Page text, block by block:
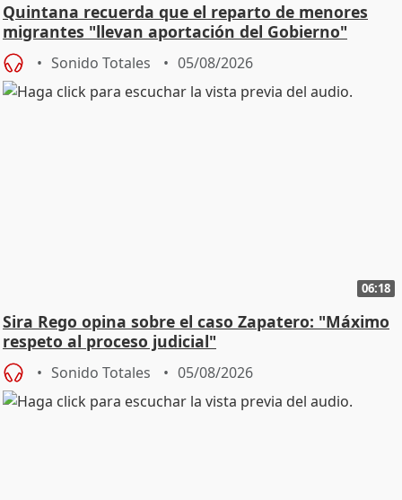
Quintana recuerda que el reparto de menores
migrantes "llevan aportación del Gobierno"
central
Sonido Totales 05/08/2026
06:18
Sira Rego opina sobre el caso Zapatero: "Máximo
respeto al proceso judicial"
Sonido Totales 05/08/2026